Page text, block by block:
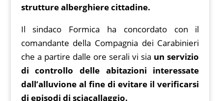
strutture alberghiere cittadine.
Il sindaco Formica ha concordato con il
comandante della Compagnia dei Carabinieri
che a partire dalle ore serali vi sia un servizio
di controllo delle abitazioni interessate
dall’alluvione al fine di evitare il verificarsi
di episodi di sciacallaggio.